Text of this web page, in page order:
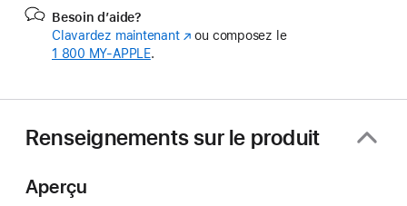
Besoin d’aide?
Clavardez maintenant(s’ouvre
ou composez le
1 800 MY‑APPLE.
Renseignements sur le produit
Aperçu